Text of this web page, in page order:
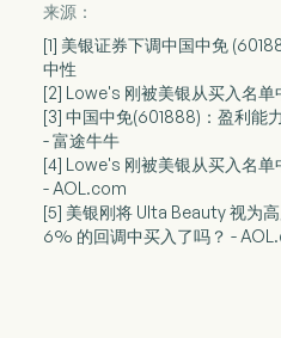
来源：
[1] 美银证券下调中国中免
中性
[2] Lowe's 刚被美银从买入名
[3] 中国中免(601888)：盈利能
- 富途牛牛
[4] Lowe's 刚被美银从买入名
- AOL.com
[5] 美银刚将 Ulta Beauty 视为
6% 的回调中买入了吗？ -